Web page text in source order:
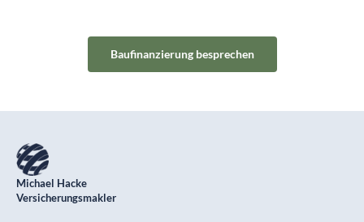
Baufinanzierung besprechen
Michael Hacke
Versicherungsmakler